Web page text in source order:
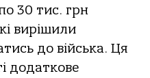
30 тис. грн
вирішили
до війська. Ця
додаткове